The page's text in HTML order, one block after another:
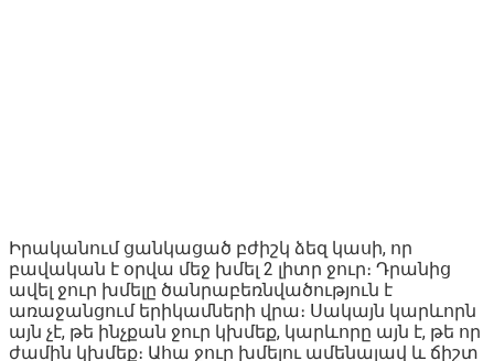
Իրականում ցանկացած բժիշկ ձեզ կասի, որ
բավական է օրվա մեջ խմել 2 լիտր ջուր։ Դրանից
ավել ջուր խմելը ծանրաբեռնվածություն է
առաջանցում երիկամների վրա։ Սակայն կարևորն
այն չէ, թե ինչքան ջուր կխմեք, կարևորը այն է, թե որ
ժամին կխմեք։ Ահա ջուր խմելու ամենալավ և ճիշտ